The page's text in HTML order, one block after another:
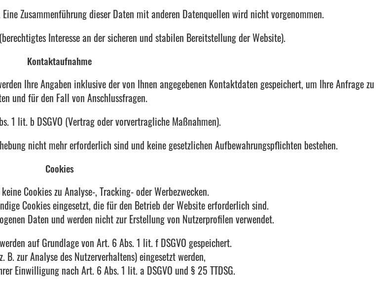
Zusammenführung dieser Daten mit anderen Datenquellen wird nicht vorgenommen.
Interesse an der sicheren und stabilen Bereitstellung der Website).
Kontaktaufnahme
Ihre Angaben inklusive der von Ihnen angegebenen Kontaktdaten gespeichert, um Ihre Anfrage zu
und für den Fall von Anschlussfragen.
1 lit. b DSGVO (Vertrag oder vorvertragliche Maßnahmen).
nicht mehr erforderlich sind und keine gesetzlichen Aufbewahrungspflichten bestehen.
Cookies
Cookies zu Analyse-, Tracking- oder Werbezwecken.
Cookies eingesetzt, die für den Betrieb der Website erforderlich sind.
Daten und werden nicht zur Erstellung von Nutzerprofilen verwendet.
auf Grundlage von Art. 6 Abs. 1 lit. f DSGVO gespeichert.
B. zur Analyse des Nutzerverhaltens) eingesetzt werden,
Einwilligung nach Art. 6 Abs. 1 lit. a DSGVO und § 25 TTDSG.